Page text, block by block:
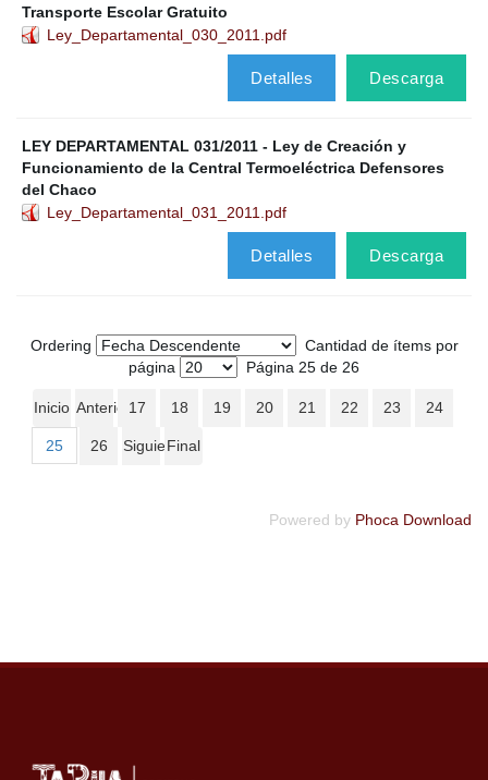
Transporte Escolar Gratuito
Ley_Departamental_030_2011.pdf
Descarga
Detalles
LEY DEPARTAMENTAL 031/2011 - Ley de Creación y
Funcionamiento de la Central Termoeléctrica Defensores
del Chaco
Ley_Departamental_031_2011.pdf
Descarga
Detalles
Ordering
Cantidad de ítems por
página
Página 25 de 26
Inicio Anterior17 18 19 20 21 22 23 24
25 26 Siguiente
Final
Powered by Phoca Download